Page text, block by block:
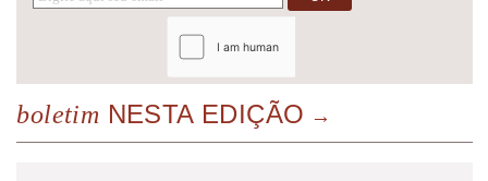
boletim NESTA EDIÇÃO